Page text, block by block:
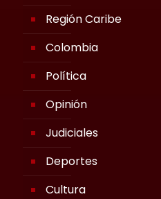
Región Caribe
Colombia
Política
Opinión
Judiciales
Deportes
Cultura